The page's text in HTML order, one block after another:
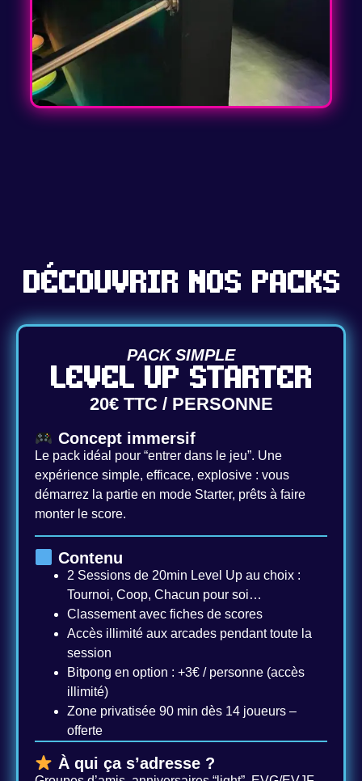
Découvrir nos packs
PACK SIMPLE
LEVEL UP STARTER
20€ TTC / PERSONNE
Concept immersif
Le pack idéal pour “entrer dans le jeu”. Une
expérience simple, efficace, explosive : vous
démarrez la partie en mode Starter, prêts à faire
monter le score.
​​ Contenu
2 Sessions de 20min Level Up au choix :
Tournoi, Coop, Chacun pour soi…
Classement avec fiches de scores
Accès illimité aux arcades pendant toute la
session
Bitpong en option : +3€ / personne (accès
illimité)
Zone privatisée 90 min dès 14 joueurs –
offerte
À qui ça s’adresse ?